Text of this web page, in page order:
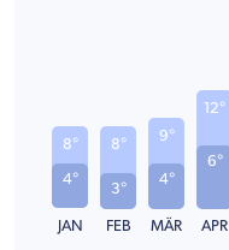
4°
8°
JAN
3°
8°
FEB
4°
9°
MÄR
6°
12°
APR